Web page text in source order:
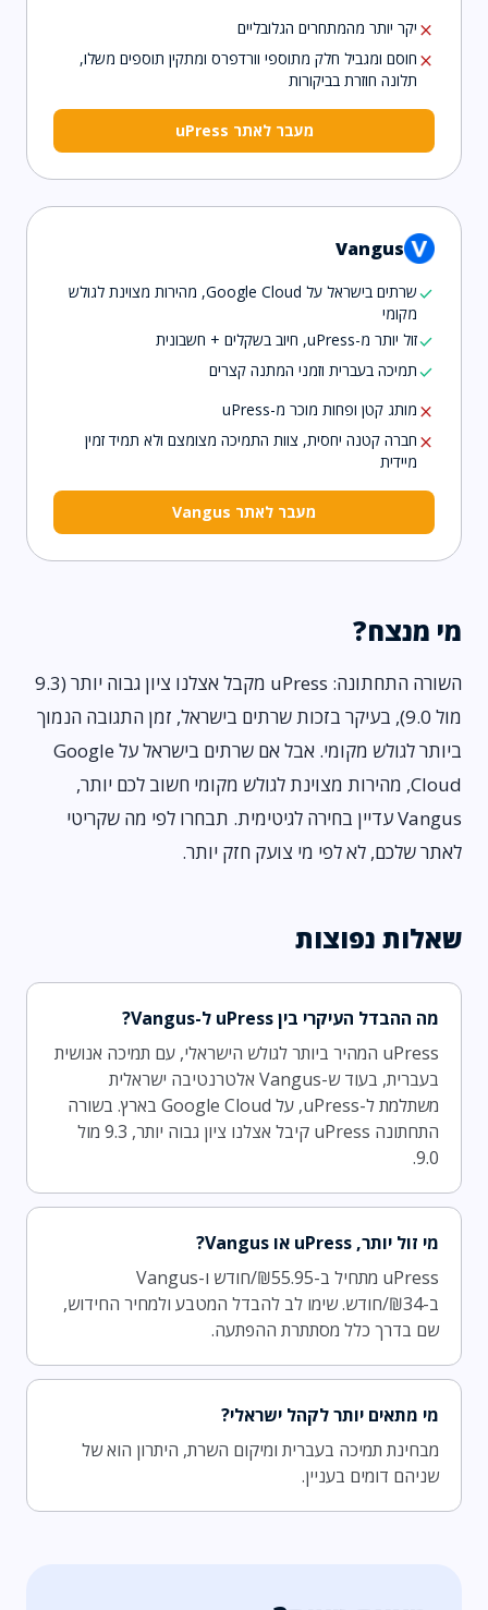
close יקר יותר מהמתחרים הגלובליים
close חוסם ומגביל חלק מתוספי וורדפרס ומתקין תוספים משלו,
תלונה חוזרת בביקורות
מעבר לאתר uPress
Vangus
check
שרתים בישראל על Google Cloud, מהירות מצוינת לגולש
מקומי
checkזול יותר מ-uPress, חיוב בשקלים + חשבונית
checkתמיכה בעברית וזמני המתנה קצרים
close מותג קטן ופחות מוכר מ-uPress
close חברה קטנה יחסית, צוות התמיכה מצומצם ולא תמיד זמין
מיידית
מעבר לאתר Vangus
מי מנצח?
השורה התחתונה: uPress מקבל אצלנו ציון גבוה יותר (9.3
מול 9.0), בעיקר בזכות שרתים בישראל, זמן התגובה הנמוך
ביותר לגולש מקומי. אבל אם שרתים בישראל על Google
Cloud, מהירות מצוינת לגולש מקומי חשוב לכם יותר,
Vangus עדיין בחירה לגיטימית. תבחרו לפי מה שקריטי
לאתר שלכם, לא לפי מי צועק חזק יותר.
שאלות נפוצות
מה ההבדל העיקרי בין uPress ל-Vangus?
uPress המהיר ביותר לגולש הישראלי, עם תמיכה אנושית
בעברית, בעוד ש-Vangus אלטרנטיבה ישראלית
משתלמת ל-uPress, על Google Cloud בארץ. בשורה
התחתונה uPress קיבל אצלנו ציון גבוה יותר, 9.3 מול
9.0.
מי זול יותר, uPress או Vangus?
uPress מתחיל ב-₪55.95/חודש ו-Vangus
ב-₪34/חודש. שימו לב להבדל המטבע ולמחיר החידוש,
שם בדרך כלל מסתתרת ההפתעה.
מי מתאים יותר לקהל ישראלי?
מבחינת תמיכה בעברית ומיקום השרת, היתרון הוא של
שניהם דומים בעניין.